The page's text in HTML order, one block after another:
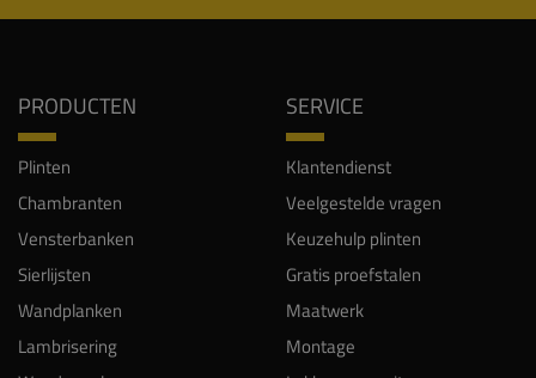
PRODUCTEN
Plinten
Chambranten
Vensterbanken
Sierlijsten
Wandplanken
Lambrisering
SERVICE
Klantendienst
Veelgestelde vragen
Keuzehulp plinten
Gratis proefstalen
Maatwerk
Montage